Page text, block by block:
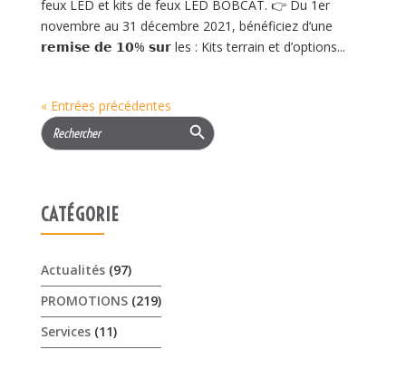
feux LED et kits de feux LED BOBCAT. 👉 Du 1er
novembre au 31 décembre 2021, bénéficiez d’une
𝗿𝗲𝗺𝗶𝘀𝗲 𝗱𝗲 𝟭𝟬% 𝘀𝘂𝗿 les : Kits terrain et d’options...
« Entrées précédentes
Search
for:
Search Button
CATÉGORIE
Actualités(97)
PROMOTIONS(219)
Services(11)